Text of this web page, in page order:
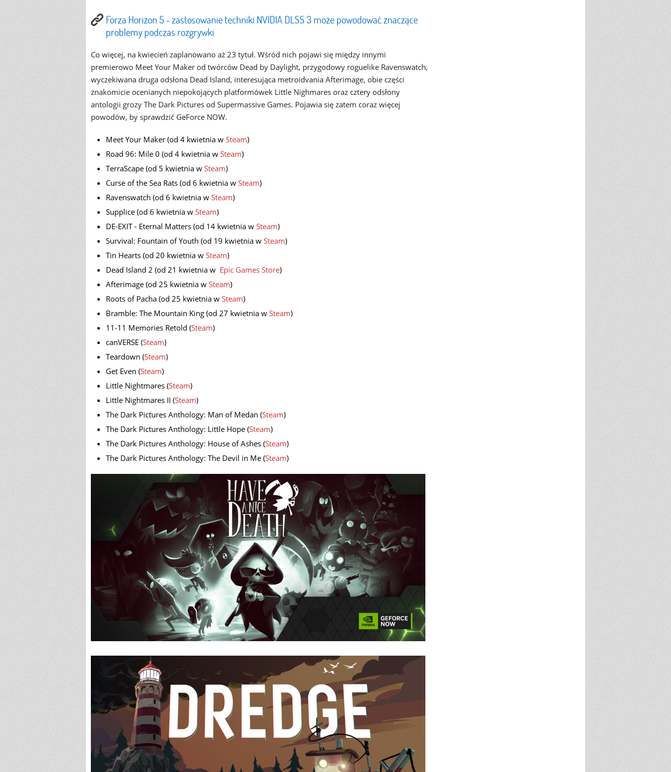
Forza Horizon 5 - zastosowanie techniki NVIDIA DLSS 3 może powodować znaczące
problemy podczas rozgrywki
Co więcej, na kwiecień zaplanowano aż 23 tytuł. Wśród nich pojawi się między innymi
premierowo Meet Your Maker od twórców Dead by Daylight, przygodowy roguelike Ravenswatch,
wyczekiwana druga odsłona Dead Island, interesująca metroidvania Afterimage, obie części
znakomicie ocenianych niepokojących platformówek Little Nighmares oraz cztery odsłony
antologii grozy The Dark Pictures od Supermassive Games. Pojawia się zatem coraz więcej
powodów, by sprawdzić GeForce NOW.
Meet Your Maker (od 4 kwietnia w Steam)
Road 96: Mile 0 (od 4 kwietnia w Steam)
TerraScape (od 5 kwietnia w Steam)
Curse of the Sea Rats (od 6 kwietnia w Steam)
Ravenswatch (od 6 kwietnia w Steam)
Supplice (od 6 kwietnia w Steam)
DE-EXIT - Eternal Matters (od 14 kwietnia w Steam)
Survival: Fountain of Youth (od 19 kwietnia w Steam)
Tin Hearts (od 20 kwietnia w Steam)
Dead Island 2 (od 21 kwietnia w Epic Games Store)
Afterimage (od 25 kwietnia w Steam)
Roots of Pacha (od 25 kwietnia w Steam)
Bramble: The Mountain King (od 27 kwietnia w Steam)
11-11 Memories Retold (Steam)
canVERSE (Steam)
Teardown (Steam)
Get Even (Steam)
Little Nightmares (Steam)
Little Nightmares II (Steam)
The Dark Pictures Anthology: Man of Medan (Steam)
The Dark Pictures Anthology: Little Hope (Steam)
The Dark Pictures Anthology: House of Ashes (Steam)
The Dark Pictures Anthology: The Devil in Me (Steam)